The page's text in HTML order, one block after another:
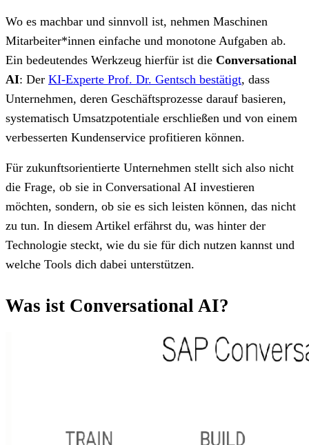
Wo es machbar und sinnvoll ist, nehmen Maschinen
Mitarbeiter*innen einfache und monotone Aufgaben ab.
Ein bedeutendes Werkzeug hierfür ist die Conversational
AI: Der KI-Experte Prof. Dr. Gentsch bestätigt, dass
Unternehmen, deren Geschäftsprozesse darauf basieren,
systematisch Umsatzpotentiale erschließen und von einem
verbesserten Kundenservice profitieren können.
Für zukunftsorientierte Unternehmen stellt sich also nicht
die Frage, ob sie in Conversational AI investieren
möchten, sondern, ob sie es sich leisten können, das nicht
zu tun. In diesem Artikel erfährst du, was hinter der
Technologie steckt, wie du sie für dich nutzen kannst und
welche Tools dich dabei unterstützen.
Was ist Conversational AI?